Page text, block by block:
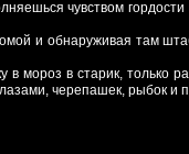
чувством гордости
и обнаруживая там
мороз в старик, только
черепашек, рыбок и